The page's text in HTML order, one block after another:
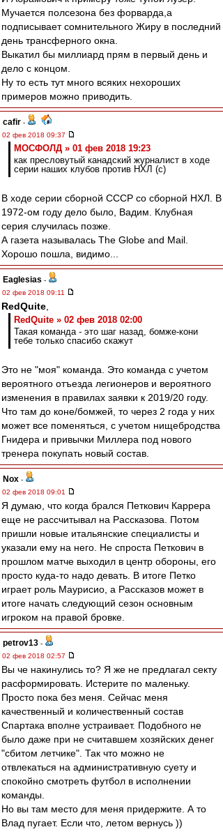
Мучается полсезона без форварда,а
подписывает сомнительного Жиру в последний
день трансферного окна.
Выкатил бы миллиард прям в первый день и
дело с концом.
Ну то есть тут много всяких нехороших
примеров можно приводить.
cafir -
02 фев 2018 09:37
МОСФОЛД » 01 фев 2018 19:23
как пресловутый канадский журналист в ходе
серии наших клубов против НХЛ (с)
В ходе серии сборной СССР со сборной НХЛ. В
1972-ом году дело было, Вадим. Клубная
серия случилась позже.
А газета называлась The Globe and Mail.
Хорошо пошла, видимо...
Eaglesias -
02 фев 2018 09:11
RedQuite
RedQuite » 02 фев 2018 02:00
Такая команда - это шаг назад, бомже-кони
тебе только спасибо скажут
Это не "моя" команда. Это команда с учетом
вероятного отъезда легионеров и вероятного
изменения в правилах заявки к 2019/20 году.
Что там до коне/бомжей, то через 2 года у них
может все поменяться, с учетом нищебродства
Гнидера и привычки Миллера под нового
тренера покупать новый состав.
Nox -
02 фев 2018 09:01
Я думаю, что когда брался Петкович Каррера
еще не рассчитывал на Рассказова. Потом
пришли новые итальянские специалисты и
указали ему на него. Не спроста Петкович в
прошлом матче выходил в центр обороны, его
просто куда-то надо девать. В итоге Петко
играет роль Маурисио, а Рассказов может в
итоге начать следующий сезон основным
игроком на правой бровке.
petrov13 -
02 фев 2018 02:57
Вы че накинулись то? Я же не предлагал секту
расформировать. Истерите по маленьку.
Просто пока без меня. Сейчас меня
качественный и количественный состав
Спартака вполне устраивает. Подобного не
было даже при не считавшем хозяйских денег
"сбитом летчике". Так что можно не
отвлекаться на административную суету и
спокойно смотреть футбол в исполнении
команды.
Но вы там место для меня придержите. А то
Влад пугает. Если что, летом вернусь ))